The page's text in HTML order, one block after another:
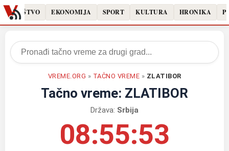
DRUŠTVO EKONOMIJA SPORT KULTURA HRONIKA
VREME.ORG » TAČNO VREME » ZLATIBOR
Tačno vreme: ZLATIBOR
Država: Srbija
08:55:53